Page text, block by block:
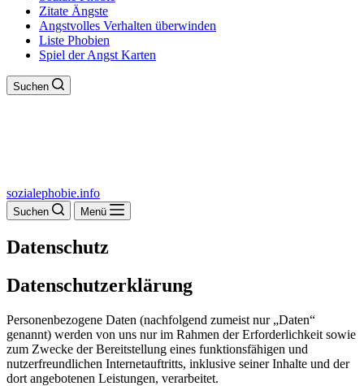
Zitate Ängste
Angstvolles Verhalten überwinden
Liste Phobien
Spiel der Angst Karten
Suchen
sozialephobie.info
Suchen Menü
Datenschutz
Datenschutzerklärung
Personenbezogene Daten (nachfolgend zumeist nur „Daten“
genannt) werden von uns nur im Rahmen der Erforderlichkeit sowie
zum Zwecke der Bereitstellung eines funktionsfähigen und
nutzerfreundlichen Internetauftritts, inklusive seiner Inhalte und der
dort angebotenen Leistungen, verarbeitet.